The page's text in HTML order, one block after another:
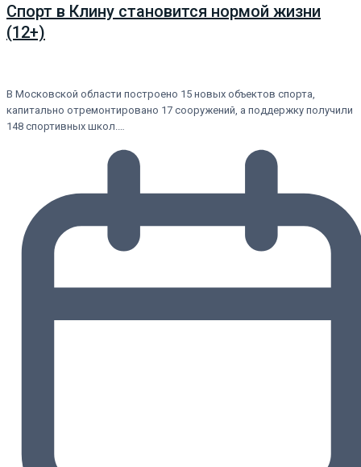
Спорт в Клину становится нормой жизни
(12+)
В Московской области построено 15 новых объектов спорта,
капитально отремонтировано 17 сооружений, а поддержку получили
148 спортивных школ.…